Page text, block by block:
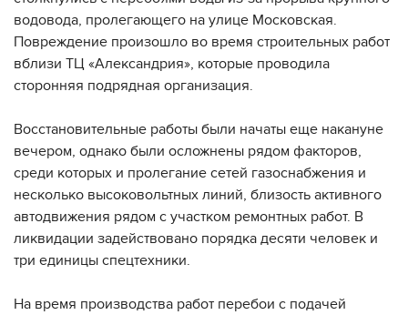
водовода, пролегающего на улице Московская.
Повреждение произошло во время строительных работ
вблизи ТЦ «Александрия», которые проводила
сторонняя подрядная организация.
Восстановительные работы были начаты еще накануне
вечером, однако были осложнены рядом факторов,
среди которых и пролегание сетей газоснабжения и
несколько высоковольтных линий, близость активного
автодвижения рядом с участком ремонтных работ. В
ликвидации задействовано порядка десяти человек и
три единицы спецтехники.
На время производства работ перебои с подачей